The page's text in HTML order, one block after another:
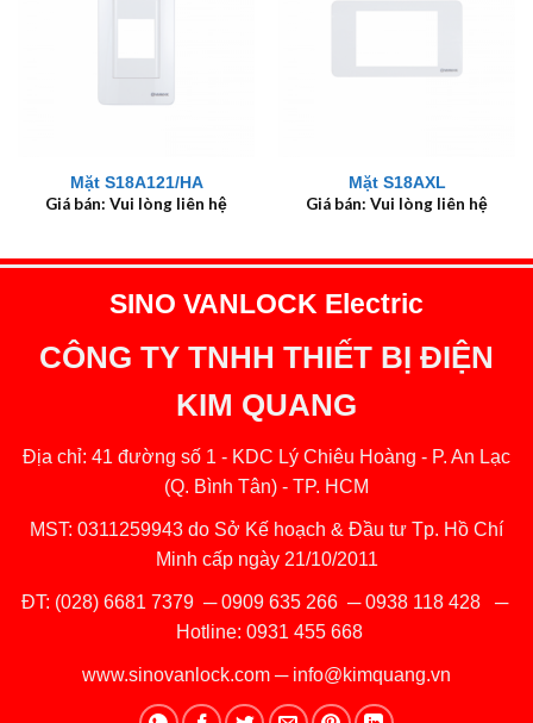
Mặt S18A121/HA
Giá bán: Vui lòng liên hệ
Mặt S18AXL
Giá bán: Vui lòng liên hệ
SINO VANLOCK Electric
CÔNG TY TNHH THIẾT BỊ ĐIỆN
KIM QUANG
Địa chỉ: 41 đường số 1 - KDC Lý Chiêu Hoàng - P. An Lạc
(Q. Bình Tân) - TP. HCM
MST: 0311259943 do Sở Kế hoạch & Đầu tư Tp. Hồ Chí
Minh cấp ngày 21/10/2011
ĐT: (028) 6681 7379 ─0909 635 266─0938 118 428─
Hotline: 0931 455 668
www.sinovanlock.com ─ info@kimquang.vn